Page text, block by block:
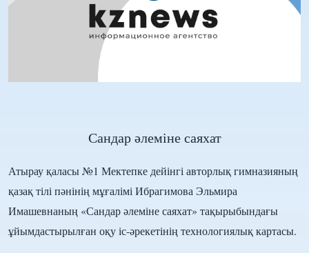
Сандар әлеміне саяхат
Атырау қаласы №1 Мектепке дейінгі авторлық гимназияның
қазақ тілі пәнінің мұғалімі Ибрагимова Эльмира
Имашевнаның «Сандар әлеміне саяхат» тақырыбындағы
ұйымдастырылған оқу іс-әрекетінің технологиялық картасы.